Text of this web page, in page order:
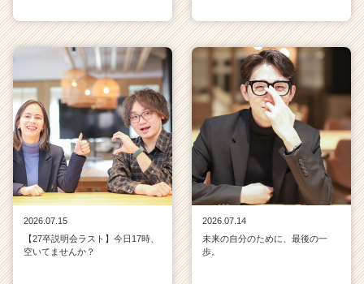
2026.07.15
【27卒説明会ラスト】今日17時、
空いてませんか？
2026.07.14
未来の自分のために、最後の一
歩。